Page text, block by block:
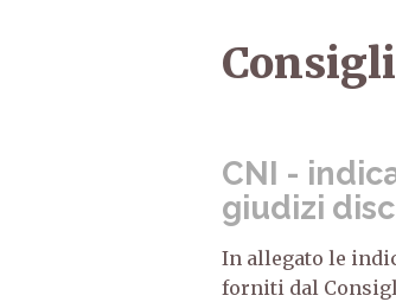
CNI -
giudizi
In allegato le
forniti dal